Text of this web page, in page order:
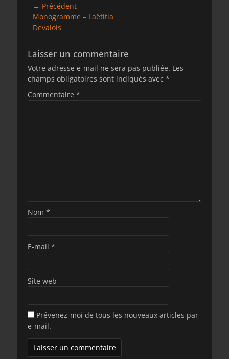
Navigation
de
l’article
← Précédent
Article
précédent :
Monogramme – Laëtitia
Devalois
Laisser un commentaire
Votre adresse e-mail ne sera pas publiée. Les
champs obligatoires sont indiqués avec *
Commentaire *
Nom *
E-mail *
Site web
Prévenez-moi de tous les nouveaux articles par
e-mail.